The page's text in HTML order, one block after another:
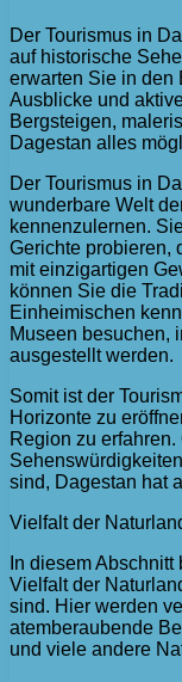
Der Tourismus in
auf historische
erwarten Sie in den
Ausblicke und
Bergsteigen,
Dagestan alles
Der Tourismus in
wunderbare Welt
kennenzulernen.
Gerichte probieren,
mit einzigartigen
können Sie die
Einheimischen
Museen besuchen,
ausgestellt werden.
Somit ist der
Horizonte zu
Region zu
sind, Dagestan hat
Vielfalt der
In diesem
Vielfalt der
sind. Hier werden
atemberaubende
und viele andere